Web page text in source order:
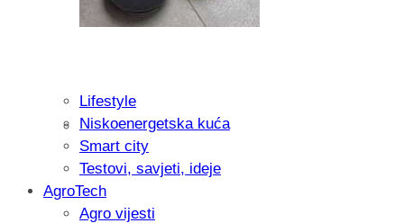
Isprobali smo: Thermostar
Lifestyle
Niskoenergetska kuća
Smart city
Testovi, savjeti, ideje
AgroTech
Agro vijesti